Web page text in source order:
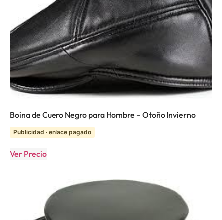
Boina de Cuero Negro para Hombre – Otoño Invierno
Publicidad · enlace pagado
Ver Precio